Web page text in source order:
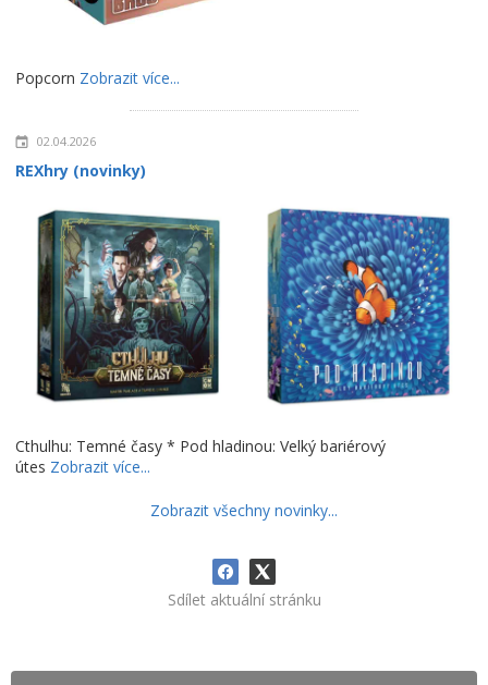
Popcorn Zobrazit více...
02.04.2026
REXhry (novinky)
Cthulhu: Temné časy * Pod hladinou: Velký bariérový
útes Zobrazit více...
Zobrazit všechny novinky...
Sdílet aktuální stránku